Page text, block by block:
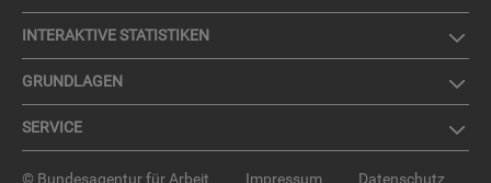
IN­TER­AK­TI­VE STA­TIS­TI­KEN
GRUND­LA­GEN
SER­VICE
© Bundesagentur für Arbeit Impressum Datenschutz